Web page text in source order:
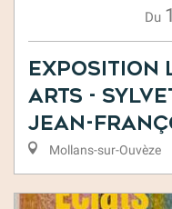
Du
Exposition
Arts -
Jean-
Mollans-sur-Ouvèze